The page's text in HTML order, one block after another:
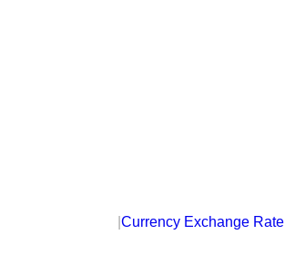
Currency Exchange Rate